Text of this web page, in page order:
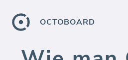
OCTOBOARD